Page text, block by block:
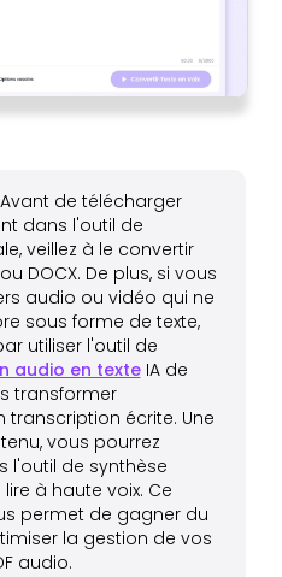
Avant de télécharger
dans l'outil de
veillez à le convertir
DOCX. De plus, si vous
audio ou vidéo qui ne
sous forme de texte,
utiliser l'outil de
audio en texteIA de
transformer
transcription écrite. Une
vous pourrez
l'outil de synthèse
à haute voix. Ce
permet de gagner du
la gestion de vos
audio.